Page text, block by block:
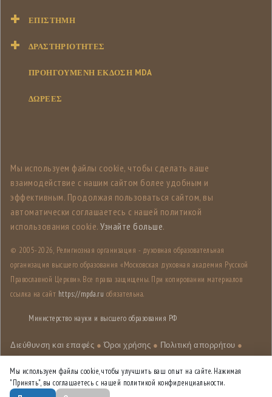
ΕΠΙΣΤΉΜΗ
ΔΡΑΣΤΗΡΙΌΤΗΤΕΣ
ΠΡΟΗΓΟΥΜΕΝΗ ΕΚΔΟΣΗ MDA
ΔΩΡΕΕΣ
Мы используем файлы cookie, чтобы сделать ваше
взаимодействие с нашим сайтом более удобным и
эффективным. Продолжая пользоваться сайтом, вы
автоматически соглашаетесь с нашей политикой
использования cookie. Узнайте больше.
© 2005-2026, Религиозная организация - духовная образовательная
организация высшего образования «Московская духовная академия Русской
Православной Церкви». Все права защищены. При копировании материалов
ссылка на сайт https://mpda.ru обязательна.
Министерство науки и высшего образования РФ
Διεύθυνση και επαφές ●Όροι χρήσης ● Πολιτική απορρήτου ●
Χάρτης ιστότοπου
Επεξεργασία designHSE DESIGN LAB
Мы используем файлы cookie, чтобы улучшить ваш опыт на сайте. Нажимая
"Принять", вы соглашаетесь с нашей политикой конфиденциальности.